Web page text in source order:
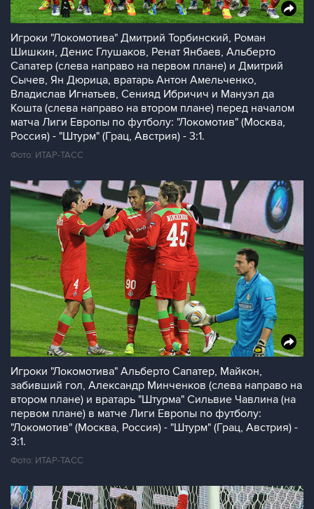
Игроки "Локомотива" Дмитрий Торбинский, Роман
Шишкин, Денис Глушаков, Ренат Янбаев, Альберто
Сапатер (слева направо на первом плане) и Дмитрий
Сычев, Ян Дюрица, вратарь Антон Амельченко,
Владислав Игнатьев, Сенияд Ибричич и Мануэл да
Кошта (слева направо на втором плане) перед началом
матча Лиги Европы по футболу: "Локомотив" (Москва,
Россия) - "Штурм" (Грац, Австрия) - 3:1.
Фото: ИТАР-ТАСС
Игроки "Локомотива" Альберто Сапатер, Майкон,
забивший гол, Александр Минченков (слева направо на
втором плане) и вратарь "Штурма" Сильвие Чавлина (на
первом плане) в матче Лиги Европы по футболу:
"Локомотив" (Москва, Россия) - "Штурм" (Грац, Австрия) -
3:1.
Фото: ИТАР-ТАСС